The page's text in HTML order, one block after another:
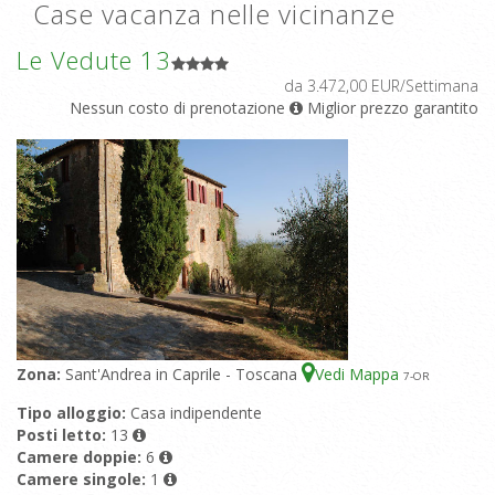
Case vacanza nelle vicinanze
Le Vedute 13
da 3.472,00 EUR/Settimana
Nessun costo di prenotazione
Miglior prezzo garantito
Zona: Sant'Andrea in Caprile - Toscana Vedi Mappa 7-OR
Tipo alloggio: Casa indipendente
Posti letto: 13
Camere doppie: 6
Camere singole: 1